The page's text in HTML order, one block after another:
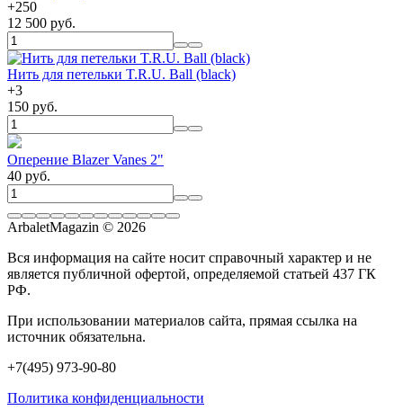
+250
12 500 руб.
Нить для петельки T.R.U. Ball (black)
+3
150 руб.
Оперение Blazer Vanes 2"
40 руб.
ArbaletMagazin © 2026
Вся информация на сайте носит справочный характер и не
является публичной офертой, определяемой статьей 437 ГК
РФ.
При использовании материалов сайта, прямая ссылка на
источник обязательна.
+7(495) 973-90-80
Политика конфиденциальности